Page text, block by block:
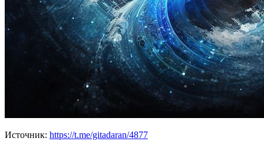
Источник: https://t.me/gitadaran/4877